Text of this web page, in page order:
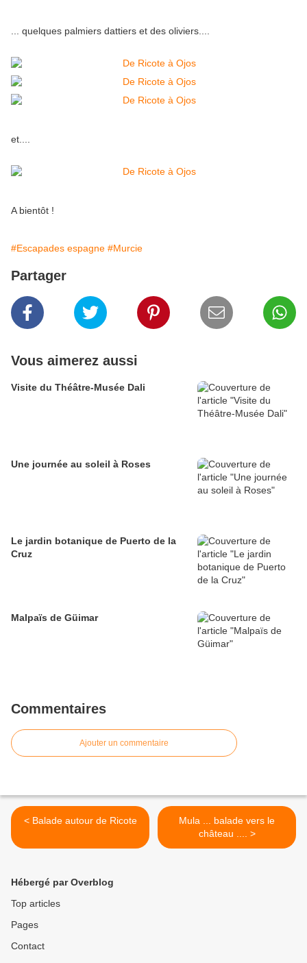
... quelques palmiers dattiers et des oliviers....
et....
A bientôt !
#Escapades espagne #Murcie
Partager
Vous aimerez aussi
Visite du Théâtre-Musée Dali
Une journée au soleil à Roses
Le jardin botanique de Puerto de la
Cruz
Malpaïs de Güimar
Commentaires
Ajouter un commentaire
< Balade autour de Ricote
Mula ... balade vers le
château .... >
Hébergé par Overblog
Top articles
Pages
Contact